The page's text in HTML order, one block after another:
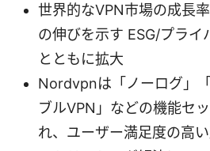
世界的なVPN市場の成長
の伸びを示す ESG/プライ
とともに拡大
Nordvpnは「ノーログ」
ブルVPN」などの機能セ
れ、ユーザー満足度の高